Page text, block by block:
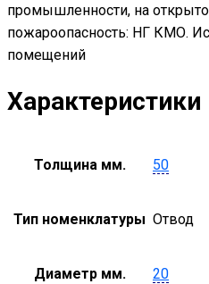
промышленности, на
пожароопасность: НГ КМО.
помещений
Характеристики
Толщина мм. 50
Тип номенклатуры Отвод
Диаметр мм. 20